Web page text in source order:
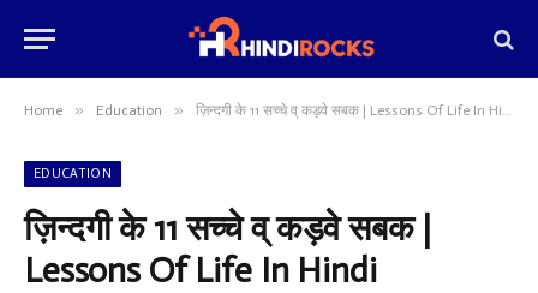
Home » Education » ज़िन्दगी के 11 सच्चे व् कड़वे सबक | Lessons Of Life In Hindi
EDUCATION
ज़िन्दगी के 11 सच्चे व् कड़वे सबक |
Lessons Of Life In Hindi